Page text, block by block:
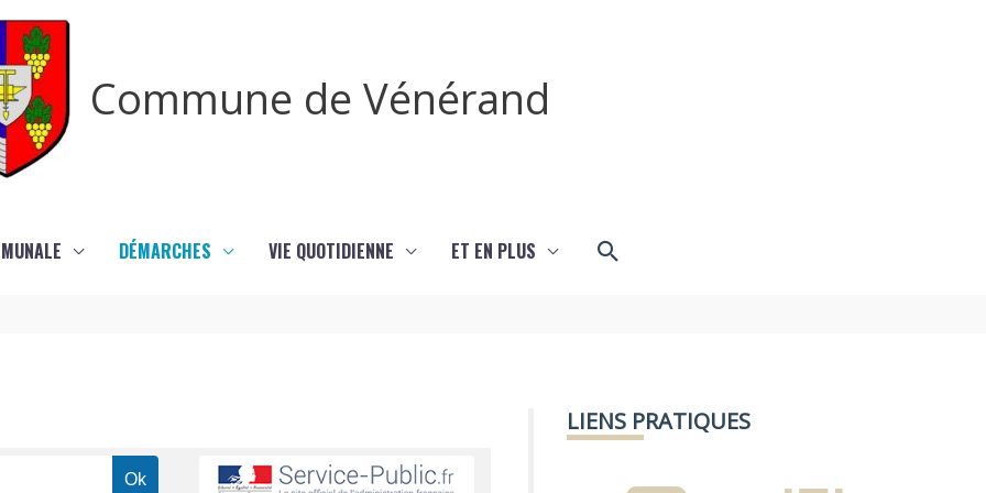
Commune de Vénérand
DÉMARCHES VIE QUOTIDIENNE ET EN PLUS Rechercher
LIENS PRATIQUES